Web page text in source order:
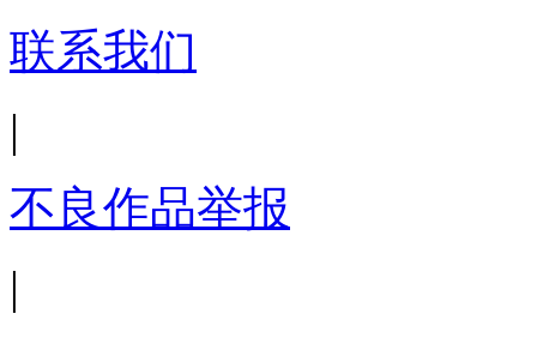
联系我们
|
不良作品举报
|